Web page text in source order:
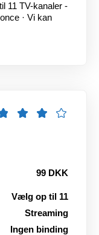
11 TV-kanaler -
· Vi kan
99 DKK
Vælg op til 11
Streaming
Ingen binding